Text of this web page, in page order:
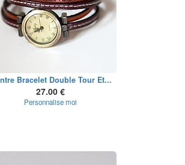
Bracelet Double Tour Et...
27.00 €
Personnalise moi